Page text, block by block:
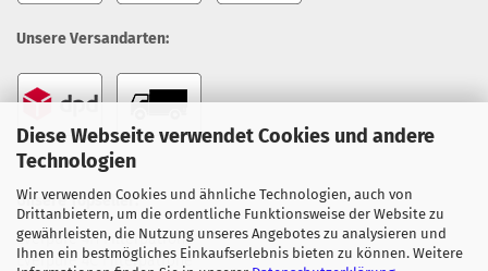
Diese Webseite verwendet Cookies und andere
Technologien
Wir verwenden Cookies und ähnliche Technologien, auch von
Drittanbietern, um die ordentliche Funktionsweise der Website zu
gewährleisten, die Nutzung unseres Angebotes zu analysieren und
Ihnen ein bestmögliches Einkaufserlebnis bieten zu können. Weitere
Unsere Versandarten:
Unsere Topseller:
Everpure 4H Filterpatrone
Everpure 4C Filterpatrone